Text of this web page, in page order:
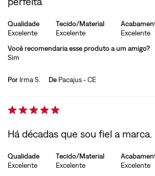
Qualidade
Excelente
Tecido/Material
Excelente
Excelente
Você recomendaria esse produto a um amigo?
Sim
Por Irma S. De Pacajus - CE
Há décadas que sou fiel a marca.
Qualidade
Excelente
Tecido/Material
Excelente
Excelente